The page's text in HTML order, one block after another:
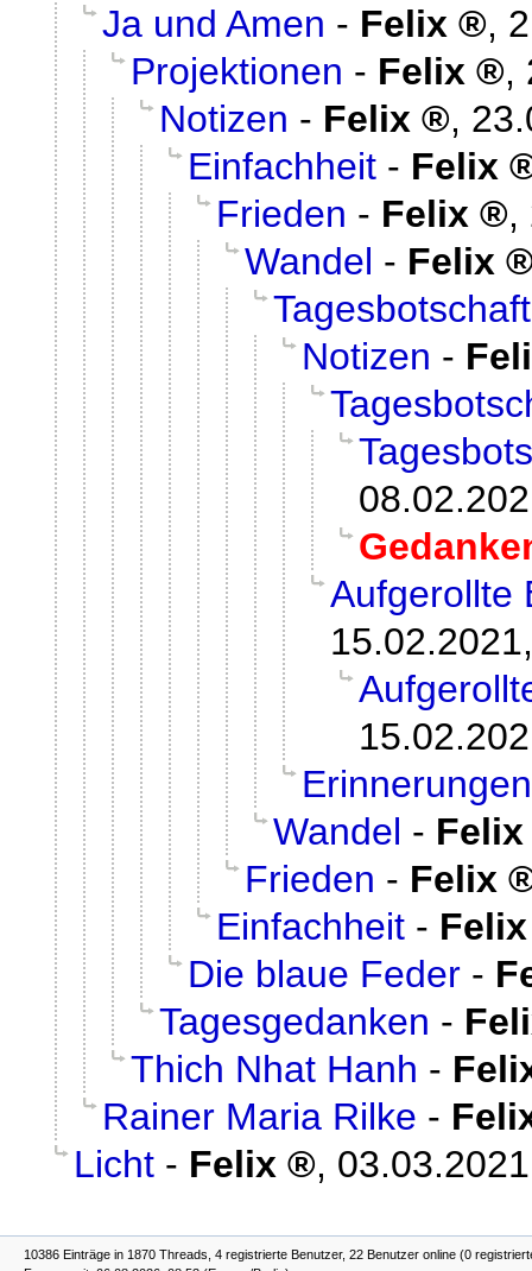
Ja und Amen - Felix ,
Projektionen - Felix ,
Notizen - Felix ,
Einfachheit - Felix
Frieden - Felix ,
Wandel - Felix
Tagesbotschaft
Notizen -
Aufgerollte
Wandel - Felix
Frieden - Felix
Einfachheit - Felix
Die blaue Feder -
Tagesgedanken -
Thich Nhat Hanh -
Rainer Maria Rilke -
Licht - Felix ,
10386 Einträge in 1870 Threads, 4 registrierte Benutzer, 22 Benutzer online (0